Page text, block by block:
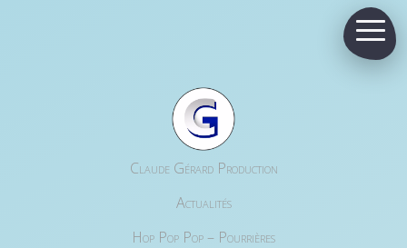
Claude Gérard Production
Actualités
Hop Pop Pop – Pourrières